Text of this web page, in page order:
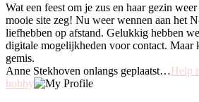
Wat een feest om je zus en haar gezin
mooie site zeg! Nu weer wennen aan het
liefhebben op afstand. Gelukkig hebben
digitale mogelijkheden voor contact.
gemis.
Anne Stekhoven onlangs geplaatst…Help
hobby